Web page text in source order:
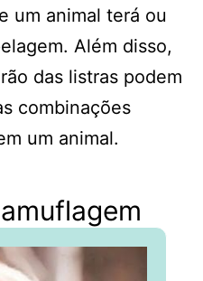
um animal terá ou
Além disso,
das listras podem
combinações
um animal.